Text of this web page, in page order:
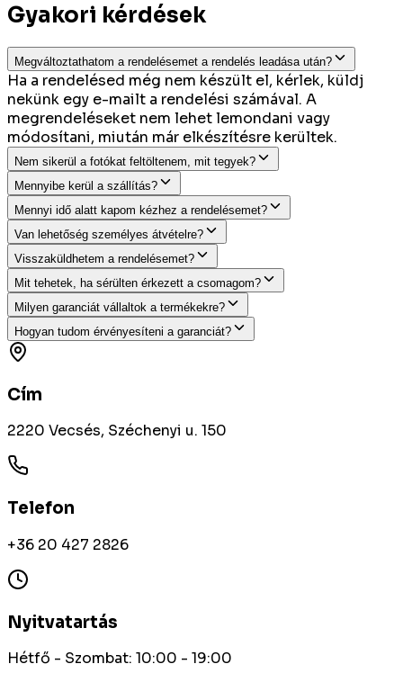
Gyakori kérdések
Megváltoztathatom a rendelésemet a rendelés leadása után?
Ha a rendelésed még nem készült el, kérlek, küldj
nekünk egy e-mailt a rendelési számával. A
megrendeléseket nem lehet lemondani vagy
módosítani, miután már elkészítésre kerültek.
Nem sikerül a fotókat feltöltenem, mit tegyek?
Mennyibe kerül a szállítás?
Mennyi idő alatt kapom kézhez a rendelésemet?
Van lehetőség személyes átvételre?
Visszaküldhetem a rendelésemet?
Mit tehetek, ha sérülten érkezett a csomagom?
Milyen garanciát vállaltok a termékekre?
Hogyan tudom érvényesíteni a garanciát?
Cím
2220 Vecsés, Széchenyi u. 150
Telefon
+36 20 427 2826
Nyitvatartás
Hétfő - Szombat: 10:00 - 19:00